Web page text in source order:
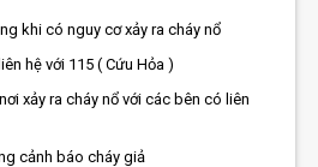
khi có nguy cơ xảy ra cháy nổ
hệ với 115 ( Cứu Hỏa )
xảy ra cháy nổ với các bên có liên
cảnh báo cháy giả